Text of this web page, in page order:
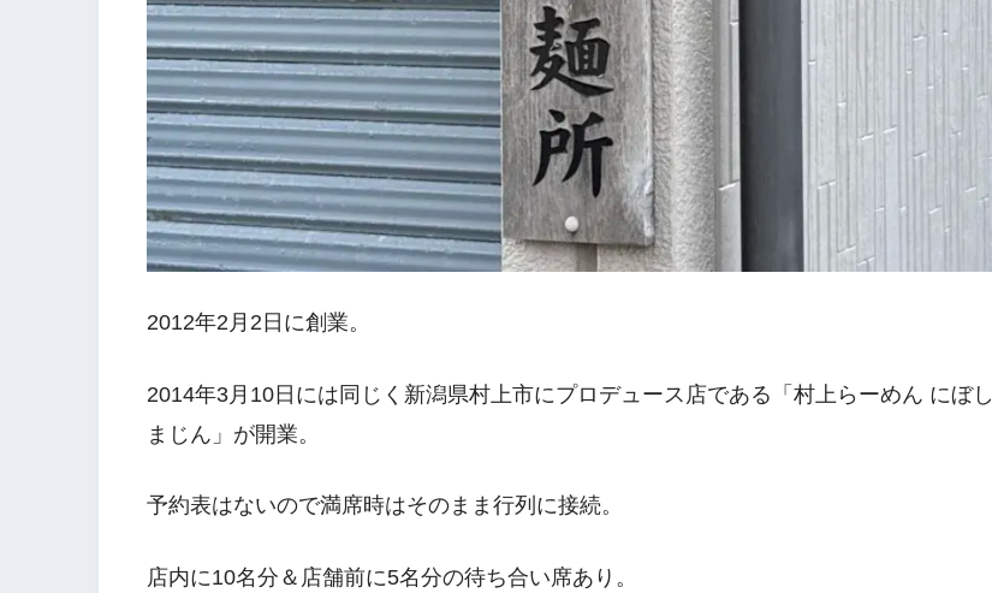
2012年2月2日に創業。
2014年3月10日には同じく新潟県村上市にプロデュース店である「村上らーめん にぼし
まじん」が開業。
予約表はないので満席時はそのまま行列に接続。
店内に10名分＆店舗前に5名分の待ち合い席あり。